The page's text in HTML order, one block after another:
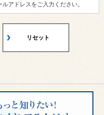
ために必要な設備の投資、
ついては、本会員が自らこ
登録内容変更手続を行う場
ご了承ください。
アドレスをご入力ください。
リセット